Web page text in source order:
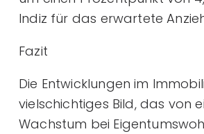
Indiz für das erwartete
Fazit
Die Entwicklungen im
vielschichtiges Bild, das von
Wachstum bei